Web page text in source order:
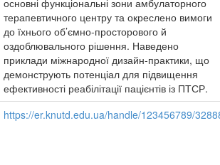
основні функціональні зони амбулаторного
терапевтичного центру та окреслено вимоги
до їхнього об’ємно-просторового й
оздоблювального рішення. Наведено
приклади міжнародної дизайн-практики, що
демонструють потенціал для підвищення
ефективності реабілітації пацієнтів із ПТСР.
https://er.knutd.edu.ua/handle/123456789/